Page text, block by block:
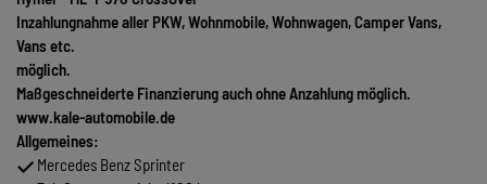
Inzahlungnahme aller PKW, Wohnmobile, Wohnwagen, Camper Vans,
Vans etc.
möglich.
Maßgeschneiderte Finanzierung auch ohne Anzahlung möglich.
www.kale-automobile.de
Allgemeines:
Mercedes Benz Sprinter